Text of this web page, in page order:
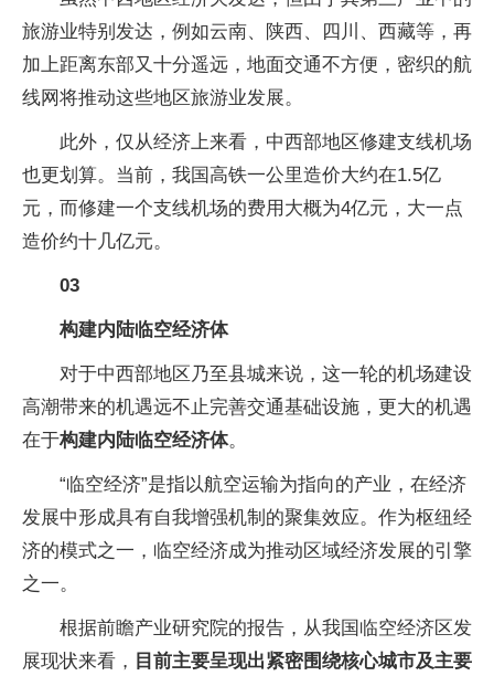
旅游业特别发达，例如云南、陕西、四川、西藏等，再
加上距离东部又十分遥远，地面交通不方便，密织的航
线网将推动这些地区旅游业发展。
此外，仅从经济上来看，中西部地区修建支线机场
也更划算。当前，我国高铁一公里造价大约在1.5亿
元，而修建一个支线机场的费用大概为4亿元，大一点
造价约十几亿元。
03
构建内陆临空经济体
对于中西部地区乃至县城来说，这一轮的机场建设
高潮带来的机遇远不止完善交通基础设施，更大的机遇
在于构建内陆临空经济体。
“临空经济”是指以航空运输为指向的产业，在经济
发展中形成具有自我增强机制的聚集效应。作为枢纽经
济的模式之一，临空经济成为推动区域经济发展的引擎
之一。
根据前瞻产业研究院的报告，从我国临空经济区发
展现状来看， 目前主要呈现出紧密围绕核心城市及主要